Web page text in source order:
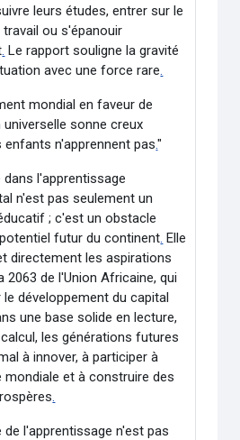
leurs études, entrer sur le
ou s'épanouir
. Le rapport souligne la gravité
avec une force rare.
mondial en faveur de
sonne creux
enfants n'apprennent pas."
l'apprentissage
n'est pas seulement un
; c'est un obstacle
futur du continent. Elle
directement les aspirations
2063 de l'Union Africaine, qui
développement du capital
une base solide en lecture,
les générations futures
à innover, à participer à
mondiale et à construire des
.
de l'apprentissage n'est pas